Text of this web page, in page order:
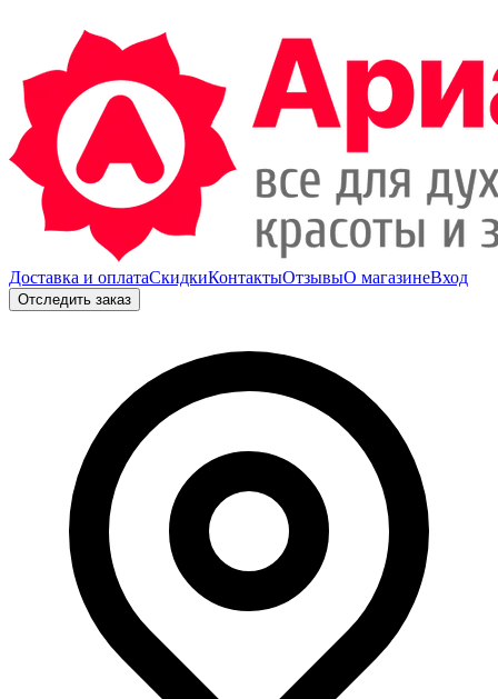
Доставка и оплатаСкидкиКонтактыОтзывыО магазинеВход
Отследить заказ